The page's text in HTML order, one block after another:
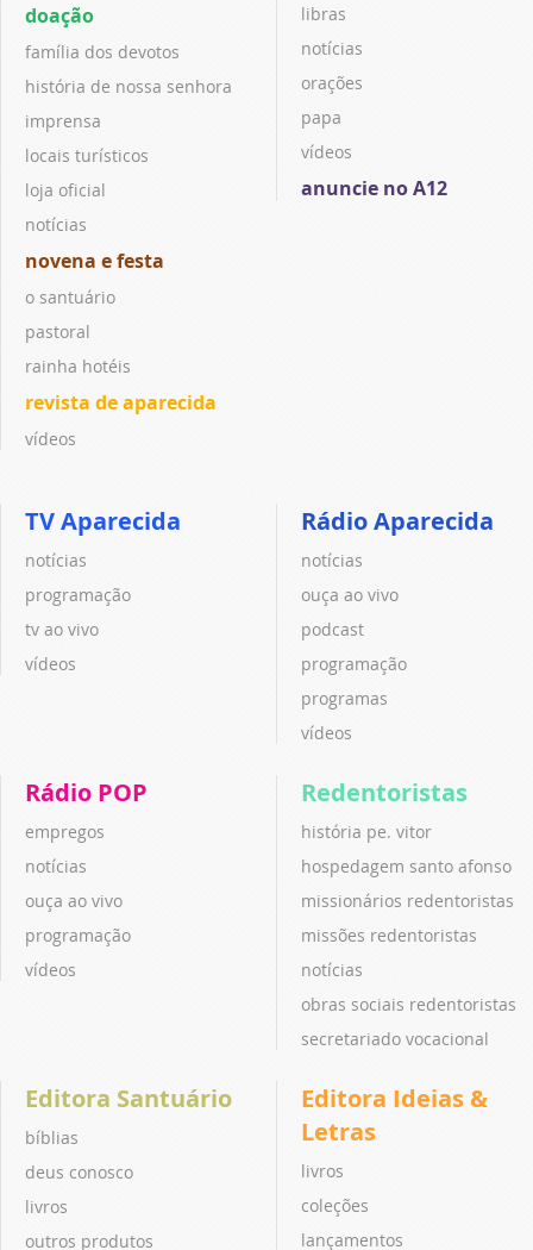
doação
família dos devotos
história de nossa senhora
imprensa
locais turísticos
loja oficial
notícias
novena e festa
o santuário
pastoral
rainha hotéis
revista de aparecida
vídeos
libras
notícias
orações
papa
vídeos
anuncie no A12
TV Aparecida
notícias
programação
tv ao vivo
vídeos
Rádio Aparecida
notícias
ouça ao vivo
podcast
programação
programas
vídeos
Rádio POP
empregos
notícias
ouça ao vivo
programação
vídeos
Redentoristas
história pe. vitor
hospedagem santo afonso
missionários redentoristas
missões redentoristas
notícias
obras sociais redentoristas
secretariado vocacional
Editora Santuário
bíblias
deus conosco
livros
outros produtos
Editora Ideias &
Letras
livros
coleções
lançamentos